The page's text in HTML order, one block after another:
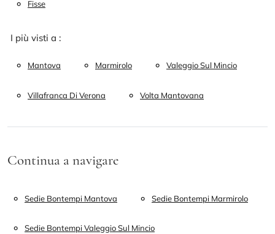
Fisse
I più visti a :
Mantova Marmirolo Valeggio Sul Mincio
Villafranca Di Verona Volta Mantovana
Continua a navigare
Sedie Bontempi Mantova Sedie Bontempi Marmirolo
Sedie Bontempi Valeggio Sul Mincio